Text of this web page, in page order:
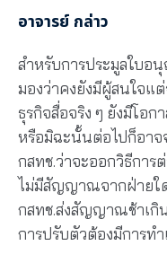
อาจารย์ กล่าว
สำหรับการประมูลใบอ
มองว่าคงยังมีผู้สนใจแ
ธุรกิจสื่อจริง ๆ ยังมีโอก
หรือมิฉะนั้นต่อไปก็อาจ
กสทช.ว่าจะออกวิธีกา
ไม่มีสัญญาณจากฝ่ายใ
กสทช.ส่งสัญญาณช้าเกิ
การปรับตัวต้องมีการท